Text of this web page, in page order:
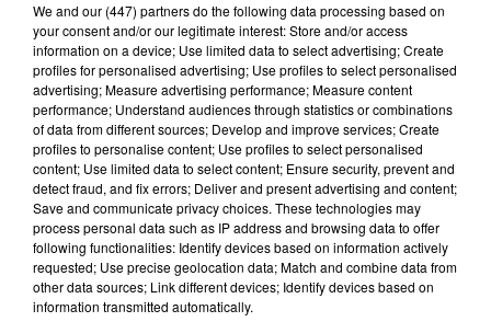
Lecture (4 min 14 sec)
100%
100% Radio les infos de l'Ariege
We and our (447) partnersdo the following data processing based on
your consent and/or our legitimate interest: Store and/or access
information on a device; Use limited data to select advertising; Create
profiles for personalised advertising; Use profiles to select personalised
advertising; Measure advertising performance; Measure content
performance; Understand audiences through statistics or combinations
of data from different sources; Develop and improve services; Create
profiles to personalise content; Use profiles to select personalised
content; Use limited data to select content; Ensure security, prevent and
detect fraud, and fix errors; Deliver and present advertising and content;
Save and communicate privacy choices. These technologies may
process personal data such as IP address and browsing data to offer
following functionalities: Identify devices based on information actively
requested; Use precise geolocation data; Match and combine data from
other data sources; Link different devices; Identify devices based on
information transmitted automatically.